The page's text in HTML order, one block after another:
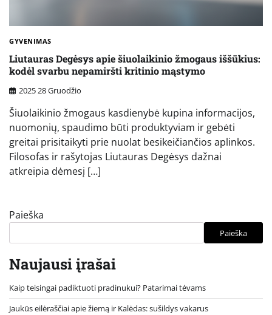
GYVENIMAS
Liutauras Degėsys apie šiuolaikinio žmogaus iššūkius:
kodėl svarbu nepamiršti kritinio mąstymo
2025 28 Gruodžio
Šiuolaikinio žmogaus kasdienybė kupina informacijos,
nuomonių, spaudimo būti produktyviam ir gebėti
greitai prisitaikyti prie nuolat besikeičiančios aplinkos.
Filosofas ir rašytojas Liutauras Degėsys dažnai
atkreipia dėmesį […]
Paieška
Paieška
Naujausi įrašai
Kaip teisingai padiktuoti pradinukui? Patarimai tėvams
Jaukūs eilėraščiai apie žiemą ir Kalėdas: sušildys vakarus